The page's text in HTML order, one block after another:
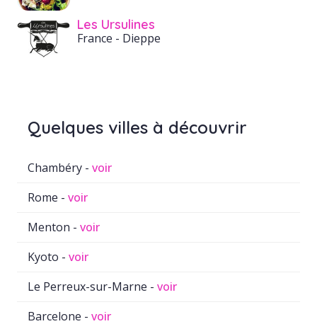
Les Ursulines
France - Dieppe
Quelques villes à découvrir
Chambéry - voir
Rome - voir
Menton - voir
Kyoto - voir
Le Perreux-sur-Marne - voir
Barcelone - voir